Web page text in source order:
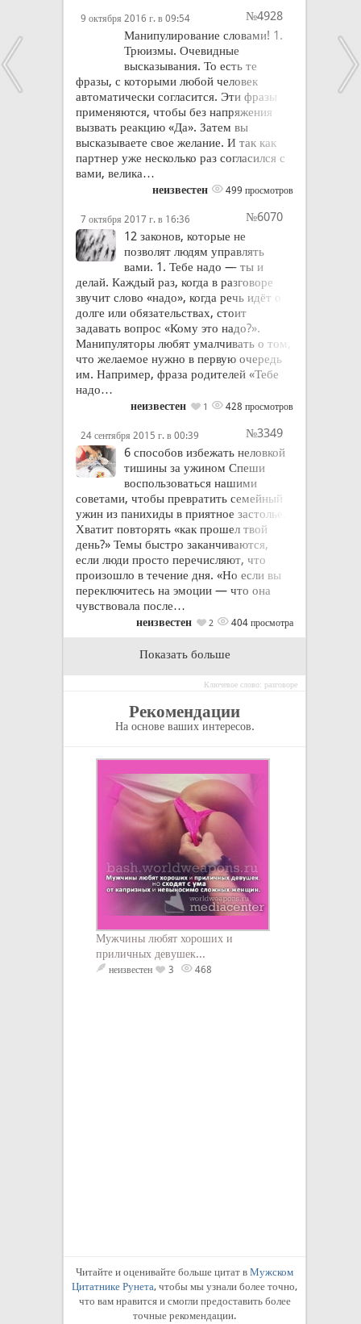
9 октября 2016 г. в 09:54
№4928
Манипулирование словами! 1.
Трюизмы. Очевидные
высказывания. То есть те
фразы, с которыми любой человек
автоматически согласится. Эти фразы
применяются, чтобы без напряжения
вызвать реакцию «Да». Затем вы
высказываете свое желание. И так как
партнер уже несколько раз согласился с
вами, велика…
неизвестен 499 просмотров
7 октября 2017 г. в 16:36
№6070
12 законов, которые не
позволят людям управлять
вами. 1. Тебе надо — ты и
делай. Каждый раз, когда в разговоре
звучит слово «надо», когда речь идёт о
долге или обязательствах, стоит
задавать вопрос «Кому это надо?».
Манипуляторы любят умалчивать о том,
что желаемое нужно в первую очередь
им. Например, фраза родителей «Тебе
надо…
неизвестен 1 428 просмотров
24 сентября 2015 г. в 00:39
№3349
6 способов избежать неловкой
тишины за ужином Спеши
воспользоваться нашими
советами, чтобы превратить семейный
ужин из панихиды в приятное застолье.
Хватит повторять «как прошел твой
день?» Темы быстро заканчиваются,
если люди просто перечисляют, что
произошло в течение дня. «Но если вы
переключитесь на эмоции — что она
чувствовала после…
неизвестен 2 404 просмотра
Показать больше
Ключевое слово: разговоре
Рекомендации
На основе ваших интересов.
Мужчины любят хороших и
приличных девушек...
неизвестен 3 468
Читайте и оценивайте больше цитат в Мужском
Цитатнике Рунета, чтобы мы узнали более точно,
что вам нравится и смогли предоставить более
точные рекомендации.